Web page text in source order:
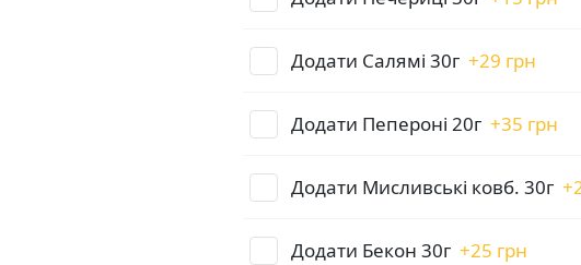
Додати Салямі 30г +29 грн
Додати Пепероні 20г +35 грн
Додати Мисливські ковб. 30г +
Додати Бекон 30г +25 грн